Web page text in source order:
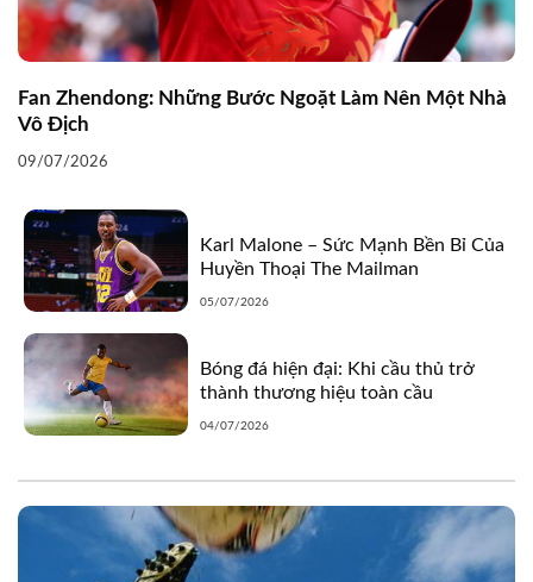
Fan Zhendong: Những Bước Ngoặt Làm Nên Một Nhà
Vô Địch
09/07/2026
Karl Malone – Sức Mạnh Bền Bỉ Của
Huyền Thoại The Mailman
05/07/2026
Bóng đá hiện đại: Khi cầu thủ trở
thành thương hiệu toàn cầu
04/07/2026